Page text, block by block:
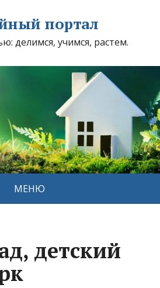
портал
делимся, учимся, растем.
МЕНЮ
детский